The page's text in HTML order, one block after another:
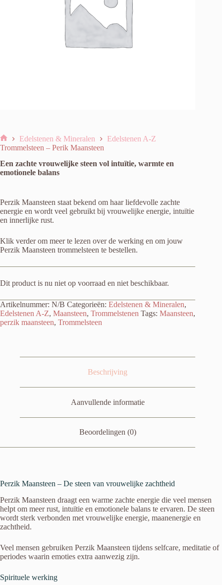
Home
Edelstenen & Mineralen
Edelstenen A-Z
Trommelsteen – Perik Maansteen
Een zachte vrouwelijke steen vol intuïtie, warmte en
emotionele balans
Perzik Maansteen staat bekend om haar liefdevolle zachte
energie en wordt veel gebruikt bij vrouwelijke energie, intuïtie
en innerlijke rust.
Klik verder om meer te lezen over de werking en om jouw
Perzik Maansteen trommelsteen te bestellen.
Dit product is nu niet op voorraad en niet beschikbaar.
Artikelnummer: N/B Categorieën: Edelstenen & Mineralen,
Edelstenen A-Z, Maansteen, Trommelstenen Tags: Maansteen,
perzik maansteen, Trommelsteen
Beschrijving
Aanvullende informatie
Beoordelingen (0)
Perzik Maansteen – De steen van vrouwelijke zachtheid
Perzik Maansteen draagt een warme zachte energie die veel mensen
helpt om meer rust, intuïtie en emotionele balans te ervaren. De steen
wordt sterk verbonden met vrouwelijke energie, maanenergie en
zachtheid.
Veel mensen gebruiken Perzik Maansteen tijdens selfcare, meditatie of
periodes waarin emoties extra aanwezig zijn.
Spirituele werking